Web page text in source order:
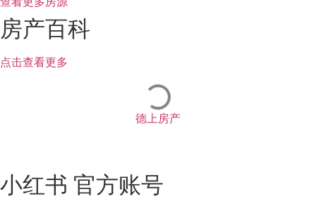
房产百科
点击查看更多
德上房产
小红书 官方账号